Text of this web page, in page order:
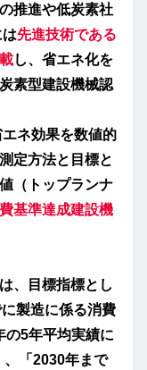
推進や低炭素社
先進技術である
し、省エネ化を
素型建設機械認
ネ効果を数値的
定方法と目標と
（トップランナ
費基準達成建設機
、目標指標とし
製造に係る消費
の5年平均実績に
「2030年まで